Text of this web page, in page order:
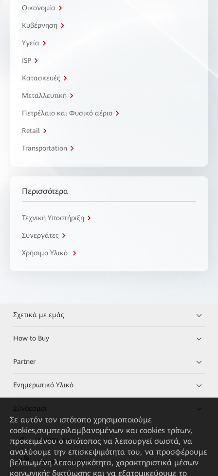
Οικονομία
Κυβέρνηση
Υγεία
ISP
Κατασκευές
Μεταλλευτική
Πετρέλαιο και Φυσικό αέριο
Retail
Transportation
Περισσότερα
Τεχνική Υποστήριξη
Συνεργάτες
Χρήσιμο Υλικό
Σχετικά με εμάς
How to Buy
Partner
Ενημερωτικό Υλικό
Σύνδεσμοι
HUAWEI eKit App
Huawei HiKnow App
Σε αυτόν τον ιστότοπο χρησιμοποιούμε
cookies,συμπεριλαμβανομένων και cookies τρίτων,
προκειμένου ο ιστότοπος να λειτουργεί σωστά, να
αναλύουμε την επισκεψιμότητα του, να προσφέρουμε
βελτιωμένη λειτουργικότητα, χαρακτηριστικά μέσων
κοινωνικής δικτύωσης και να εξατομικεύουμε το